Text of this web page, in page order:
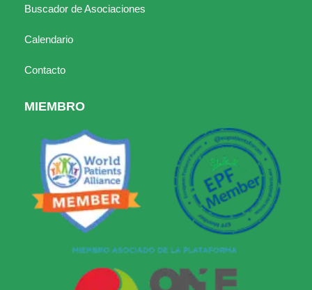
Buscador de Asociaciones
Calendario
Contacto
MIEMBRO